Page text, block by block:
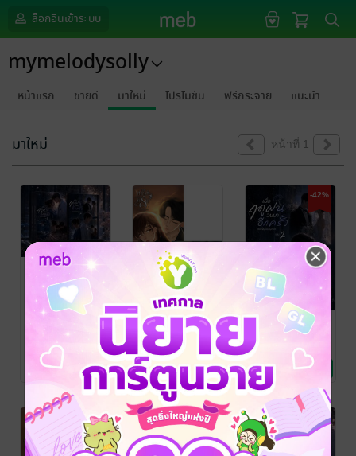
ล็อกอินเข้าระบบ
mymelodysolly
หน้าแรก ขายดี มาใหม่ โปรโมชัน ฟรีกระจาย แนะนำ
มาใหม่ หน้าที่ 1
SET เมื่อฤดูฝน
วนมาอีกครั้ง
mymelody2506
mymelodysolly
พารานอร์มอล
โรมานซ์
No Rating
SET ตัวพ่อตัว
แม่สายแบด
Mymelody2506
mymelodysolly
นิยายโรมานซ์
No Rating
-42%
เมื่อฤดูฝนวนมา
อีกครั้ง เล่ม 2
(จบ)
Mymelody2506
mymelodysolly
พารานอร์มอล
โรมานซ์
1 Rating